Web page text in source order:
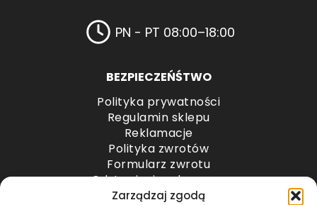
Zarządzaj zgodą
PN - PT 08:00–18:00
BEZPIECZEŃŚTWO
Polityka prywatności
Regulamin sklepu
Reklamacje
Polityka zwrotów
Formularz zwrotu
Odstąpienie od umowy
Odstąpienie od umowy – przesyłki paletowe